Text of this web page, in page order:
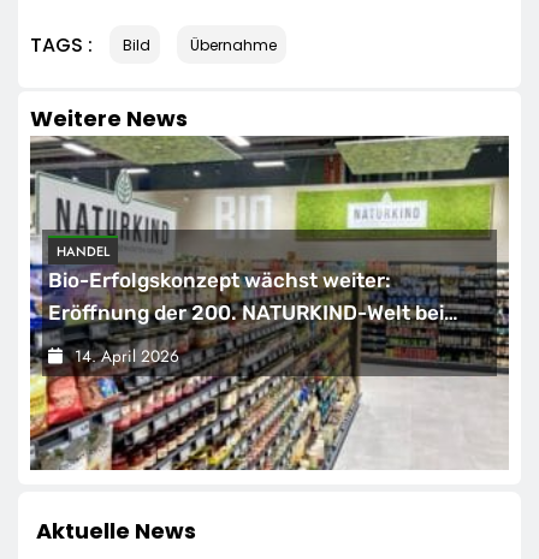
TAGS : Bild Übernahme
Weitere News
HANDEL
Bio-Erfolgskonzept wächst weiter:
Eröffnung der 200. NATURKIND-Welt bei
EDEKA
14. April 2026
Aktuelle News